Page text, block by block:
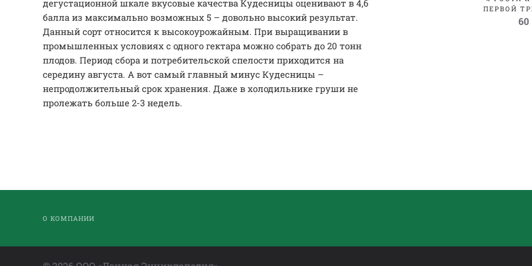
дегустационной шкале вкусовые качества Кудесницы оценивают в 4,6
балла из максимально возможных 5 – довольно высокий результат.
Данный сорт относится к высокоурожайным. При выращивании в
промышленных условиях с одного гектара можно собрать до 20 тонн
плодов. Период сбора и потребительской спелости приходится на
середину августа. А вот самый главный минус Кудесницы –
непродолжительный срок хранения. Даже в холодильнике груши не
пролежать больше 2-3 недель.
ПЕРВОЙ
60
О КОМПАНИИ